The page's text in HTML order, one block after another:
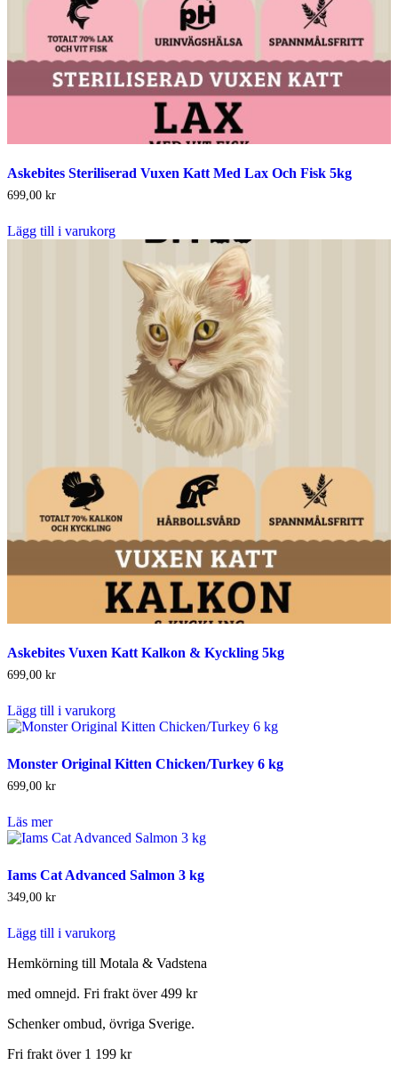
Askebites Steriliserad Vuxen Katt Med Lax Och Fisk 5kg
699,00 kr
Lägg till i varukorg
Askebites Vuxen Katt Kalkon & Kyckling 5kg
699,00 kr
Lägg till i varukorg
Monster Original Kitten Chicken/Turkey 6 kg
699,00 kr
Läs mer
Iams Cat Advanced Salmon 3 kg
349,00 kr
Lägg till i varukorg
Hemkörning till Motala & Vadstena
med omnejd. Fri frakt över 499 kr
Schenker ombud, övriga Sverige.
Fri frakt över 1 199 kr